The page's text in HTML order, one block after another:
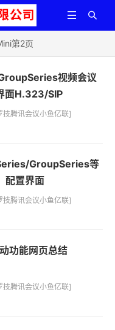


第2页
视频会议
面H.323/SIP
腾讯会议小鱼亿联]
GroupSeries等
配置界面
腾讯会议小鱼亿联]
功能网页总结
腾讯会议小鱼亿联]